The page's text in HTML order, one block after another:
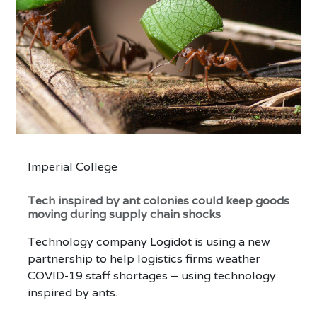
Imperial College
Tech inspired by ant colonies could keep goods
moving during supply chain shocks
Technology company Logidot is using a new
partnership to help logistics firms weather
COVID-19 staff shortages – using technology
inspired by ants.